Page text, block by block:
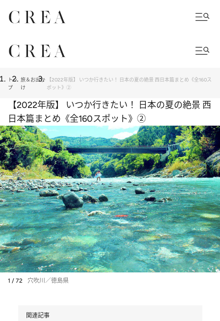
トッ
プ
旅＆お出か
け
【2022年版】 いつか行きたい！ 日本の夏の絶景 西日本篇まとめ《全160ス
ポット》②
【2022年版】 いつか行きたい！ 日本の夏の絶景 西
日本篇まとめ《全160スポット》②
1 / 72 穴吹川／徳島県
関連記事